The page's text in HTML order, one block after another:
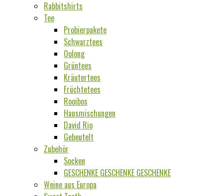
Rabbitshirts
Tee
Probierpakete
Schwarztees
Oolong
Grüntees
Kräutertees
Früchtetees
Rooibos
Hausmischungen
David Rio
Gebeutelt
Zubehör
Socken
GESCHENKE GESCHENKE GESCHENKE
Weine aus Europa